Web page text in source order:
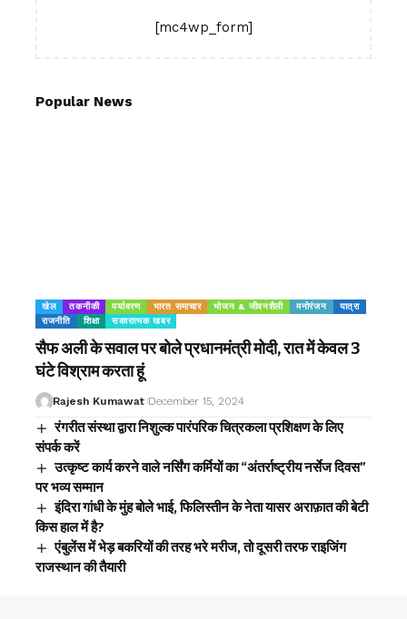
[mc4wp_form]
Popular News
खेल तकनीकी पर्यावरण भारत समाचार भोजन & जीवनशैली मनोरंजन
यात्रा
राजनीति
शिक्षा सकारात्मक खबर
सैफ अली के सवाल पर बोले प्रधानमंत्री मोदी, रात में केवल 3
घंटे विश्राम करता हूं
Rajesh Kumawat December 15, 2024
रंगरीत संस्था द्वारा निशुल्क पारंपरिक चित्रकला प्रशिक्षण के लिए
संपर्क करें
उत्कृष्ट कार्य करने वाले नर्सिंग कर्मियों का “अंतर्राष्ट्रीय नर्सेज दिवस”
पर भव्य सम्मान
इंदिरा गांधी के मुंह बोले भाई, फिलिस्तीन के नेता यासर अराफ़ात की बेटी
किस हाल में है?
एंबुलेंस में भेड़ बकरियों की तरह भरे मरीज, तो दूसरी तरफ राइजिंग
राजस्थान की तैयारी